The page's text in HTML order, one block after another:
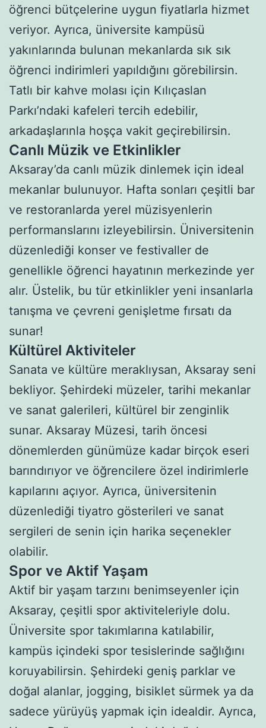
öğrenci bütçelerine uygun fiyatlarla hizmet
veriyor. Ayrıca, üniversite kampüsü
yakınlarında bulunan mekanlarda sık sık
öğrenci indirimleri yapıldığını görebilirsin.
Tatlı bir kahve molası için Kılıçaslan
Parkı’ndaki kafeleri tercih edebilir,
arkadaşlarınla hoşça vakit geçirebilirsin.
Canlı Müzik ve Etkinlikler
Aksaray’da canlı müzik dinlemek için ideal
mekanlar bulunuyor. Hafta sonları çeşitli bar
ve restoranlarda yerel müzisyenlerin
performanslarını izleyebilirsin. Üniversitenin
düzenlediği konser ve festivaller de
genellikle öğrenci hayatının merkezinde yer
alır. Üstelik, bu tür etkinlikler yeni insanlarla
tanışma ve çevreni genişletme fırsatı da
sunar!
Kültürel Aktiviteler
Sanata ve kültüre meraklıysan, Aksaray seni
bekliyor. Şehirdeki müzeler, tarihi mekanlar
ve sanat galerileri, kültürel bir zenginlik
sunar. Aksaray Müzesi, tarih öncesi
dönemlerden günümüze kadar birçok eseri
barındırıyor ve öğrencilere özel indirimlerle
kapılarını açıyor. Ayrıca, üniversitenin
düzenlediği tiyatro gösterileri ve sanat
sergileri de senin için harika seçenekler
olabilir.
Spor ve Aktif Yaşam
Aktif bir yaşam tarzını benimseyenler için
Aksaray, çeşitli spor aktiviteleriyle dolu.
Üniversite spor takımlarına katılabilir,
kampüs içindeki spor tesislerinde sağlığını
koruyabilirsin. Şehirdeki geniş parklar ve
doğal alanlar, jogging, bisiklet sürmek ya da
sadece yürüyüş yapmak için idealdir. Ayrıca,